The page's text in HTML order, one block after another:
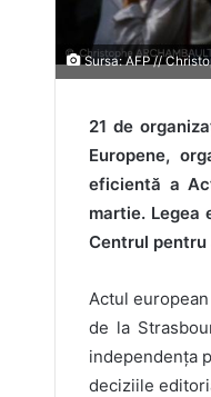
Sursa: AFP //
21 de
Europene,
eficientă a
martie. Legea
Centrul pentru
Actul
de la
independența
deciziile